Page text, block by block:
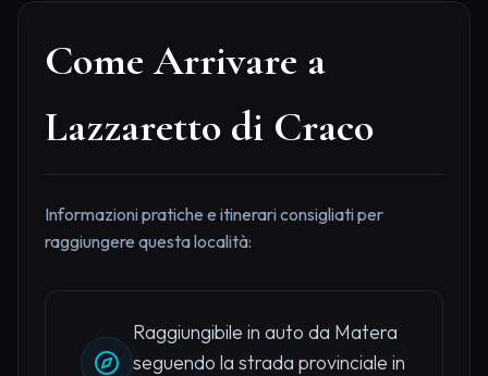
Come Arrivare a
Lazzaretto di Craco
Informazioni pratiche e itinerari consigliati per
raggiungere questa località:
Raggiungibile in auto da Matera
seguendo la strada provinciale in